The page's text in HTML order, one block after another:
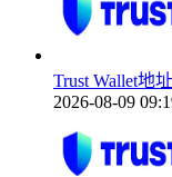
Trust Wallet地
2026-08-09